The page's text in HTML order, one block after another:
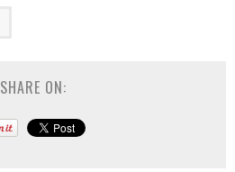
SHARE ON: